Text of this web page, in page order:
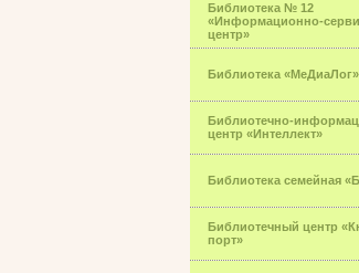
Библиотека № 12
«Информационно-
центр»
Библиотека «МеДиаЛог»
Библиотечно-
центр «Интеллект»
Библиотека семейная
Библиотечный центр
порт»